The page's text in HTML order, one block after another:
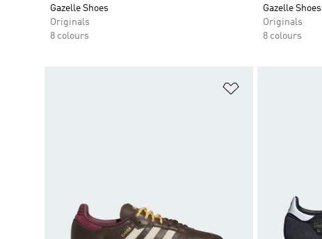
Gazelle Shoes
Originals
8 colours
Gazelle Shoes
Originals
8 colours